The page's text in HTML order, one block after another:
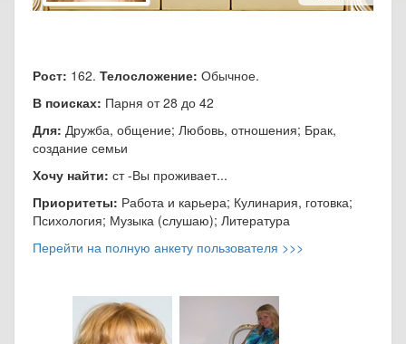
Рост: 162. Телосложение: Обычное.
В поисках: Парня от 28 до 42
Для: Дружба, общение; Любовь, отношения; Брак,
создание семьи
Хочу найти: ст -Вы проживает...
Приоритеты: Работа и карьера; Кулинария, готовка;
Психология; Музыка (слушаю); Литература
Перейти на полную анкету пользователя >>>